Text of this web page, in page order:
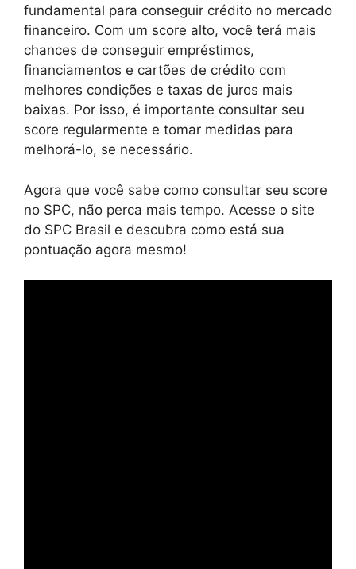
fundamental para conseguir crédito no mercado
financeiro. Com um score alto, você terá mais
chances de conseguir empréstimos,
financiamentos e cartões de crédito com
melhores condições e taxas de juros mais
baixas. Por isso, é importante consultar seu
score regularmente e tomar medidas para
melhorá-lo, se necessário.
Agora que você sabe como consultar seu score
no SPC, não perca mais tempo. Acesse o site
do SPC Brasil e descubra como está sua
pontuação agora mesmo!